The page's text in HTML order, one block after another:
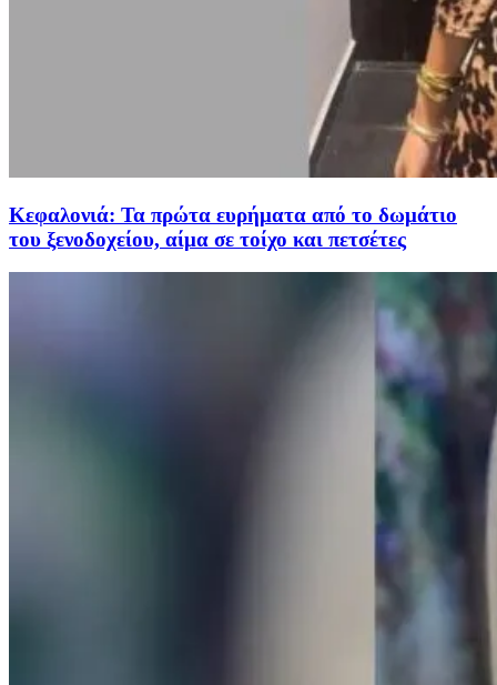
Κεφαλονιά: Τα πρώτα ευρήματα από το δωμάτιο
του ξενοδοχείου, αίμα σε τοίχο και πετσέτες